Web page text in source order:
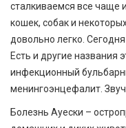
сталкиваемся все чаще
кошек, собак и
довольно легко.
Есть и другие названия
инфекционный
менингоэнцефалит.
Болезнь Ауески –